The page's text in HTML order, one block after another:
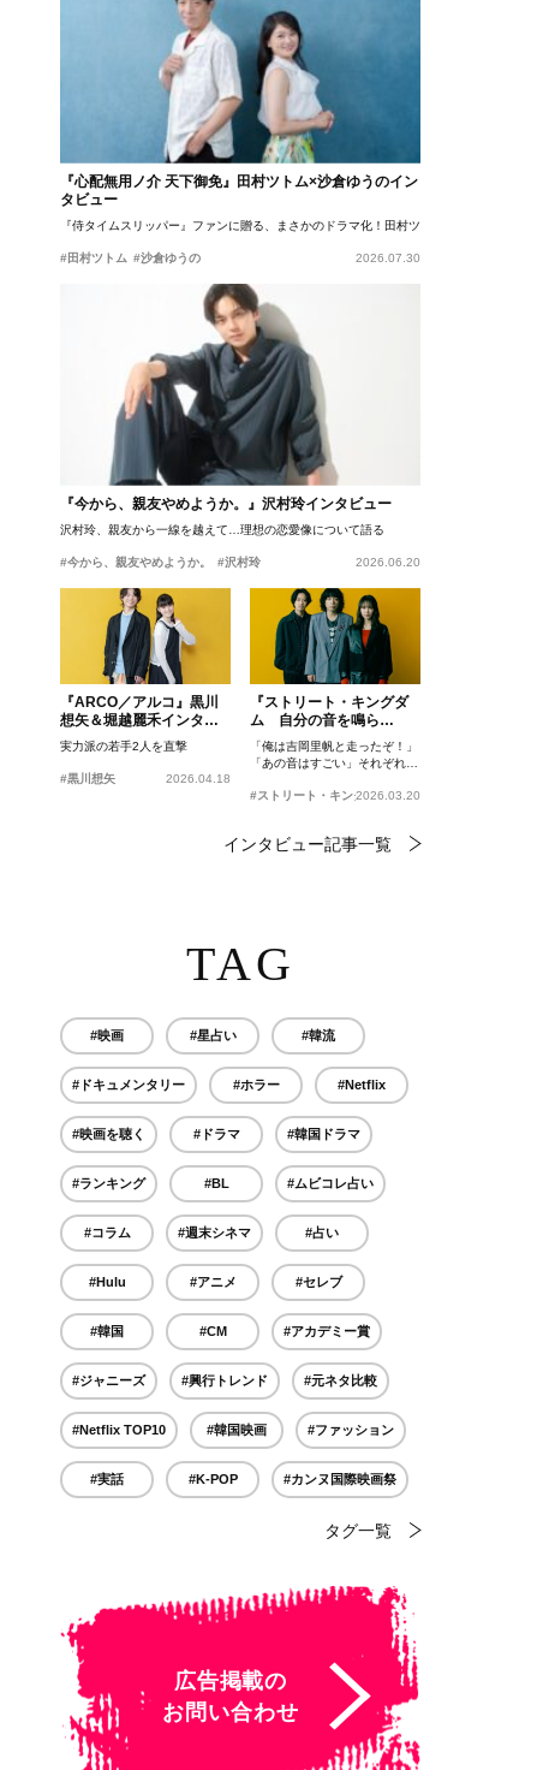
『心配無用ノ介 天下御免』田村ツトム×沙倉ゆうのイン
タビュー
『侍タイムスリッパー』ファンに贈る、まさかのドラマ化！田村ツトム×沙倉ゆうのが語
#田村ツトム #沙倉ゆうの 2026.07.30
『今から、親友やめようか。』沢村玲インタビュー
沢村玲、親友から一線を越えて…理想の恋愛像について語る
#今から、親友やめようか。 #沢村玲 2026.06.20
『ARCO／アルコ』黒川
想矢＆堀越麗禾インタビ
ュー
実力派の若手2人を直撃
#黒川想矢 2026.04.18
『ストリート・キングダ
ム 自分の音を鳴ら
せ。』峯田和伸、若葉竜
也、吉岡里帆インタビュ
ー
「俺は吉岡里帆と走ったぞ！」
「あの音はすごい」それぞれの
#ストリート・キングダム 自分の音を鳴らせ。
2026.03.20
インタビュー記事一覧
TAG
#映画 #星占い #韓流
#ドキュメンタリー #ホラー #Netflix
#映画を聴く #ドラマ #韓国ドラマ
#ランキング #BL #ムビコレ占い
#コラム #週末シネマ #占い
#Hulu #アニメ #セレブ
#韓国 #CM #アカデミー賞
#ジャニーズ #興行トレンド #元ネタ比較
#Netflix TOP10 #韓国映画 #ファッション
#実話 #K-POP #カンヌ国際映画祭
タグ一覧
広告掲載の
お問い合わせ